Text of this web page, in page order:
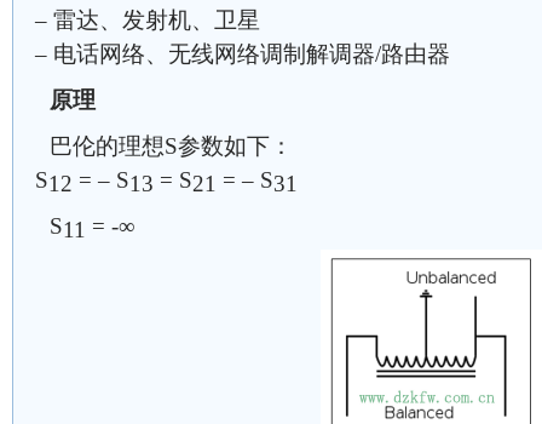
– 雷达、发射机、卫星
– 电话网络、无线网络调制解调器/路由器
原理
巴伦的理想S参数如下：
S12 = – S13 = S21 = – S31
S11 = -∞